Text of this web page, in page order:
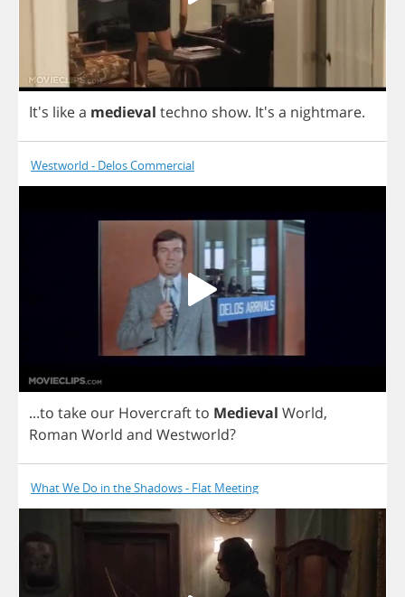
It's likea medieval techno show. It's a nightmare.
Westworld - Delos Commercial
...to take our Hovercraftto Medieval World,
Roman World and Westworld?
What We Do in the Shadows - Flat Meeting